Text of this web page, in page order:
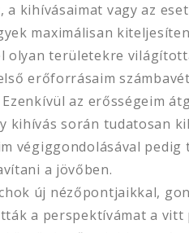
a kihívásaimat vagy az
maximálisan
olyan területekre
erőforrásaim
az erősségeim
kihívás során tudatosan
végiggondolásával
a jövőben.
új nézőpontjaikkal,
a perspektívámat a vitt